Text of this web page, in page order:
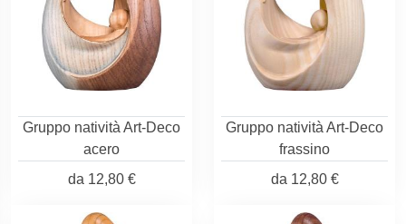
Gruppo natività Art-Deco
acero
da 12,80 €
Gruppo natività Art-Deco
frassino
da 12,80 €